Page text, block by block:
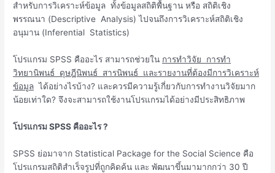
สำหรับการวิเคราะห์ข้อมูล ทั้งข้อมูลสถิติพื้นฐาน หรือ สถิติเชิง
พรรณนา (Descriptive Analysis) ไปจนถึงการวิเคราะห์สถิติเชิง
อนุมาน (Inferential Statistics)
โปรแกรม SPSS คืออะไร สามารถช่วยใน การทำวิจัย การทำ
วิทยานิพนธ์ ดุษฎีนิพนธ์ สารนิพนธ์ และรายงานที่ต้องมีการวิเคราะห์
ข้อมูล ได้อย่างไรบ้าง? และควรมีความรู้เกี่ยวกับการทำงานวิจัยมาก
น้อยเท่าใด? จึงจะสามารถใช้งานโปรแกรมได้อย่างมีประสิทธิภาพ
โปรแกรมSPSS คืออะไร ?
SPSS ย่อมาจาก Statistical Package for the Social Science คือ
โปรแกรมสถิติสำเร็จรูปที่ถูกคิดค้น และ พัฒนาขึ้นมามากกว่า 30 ปี